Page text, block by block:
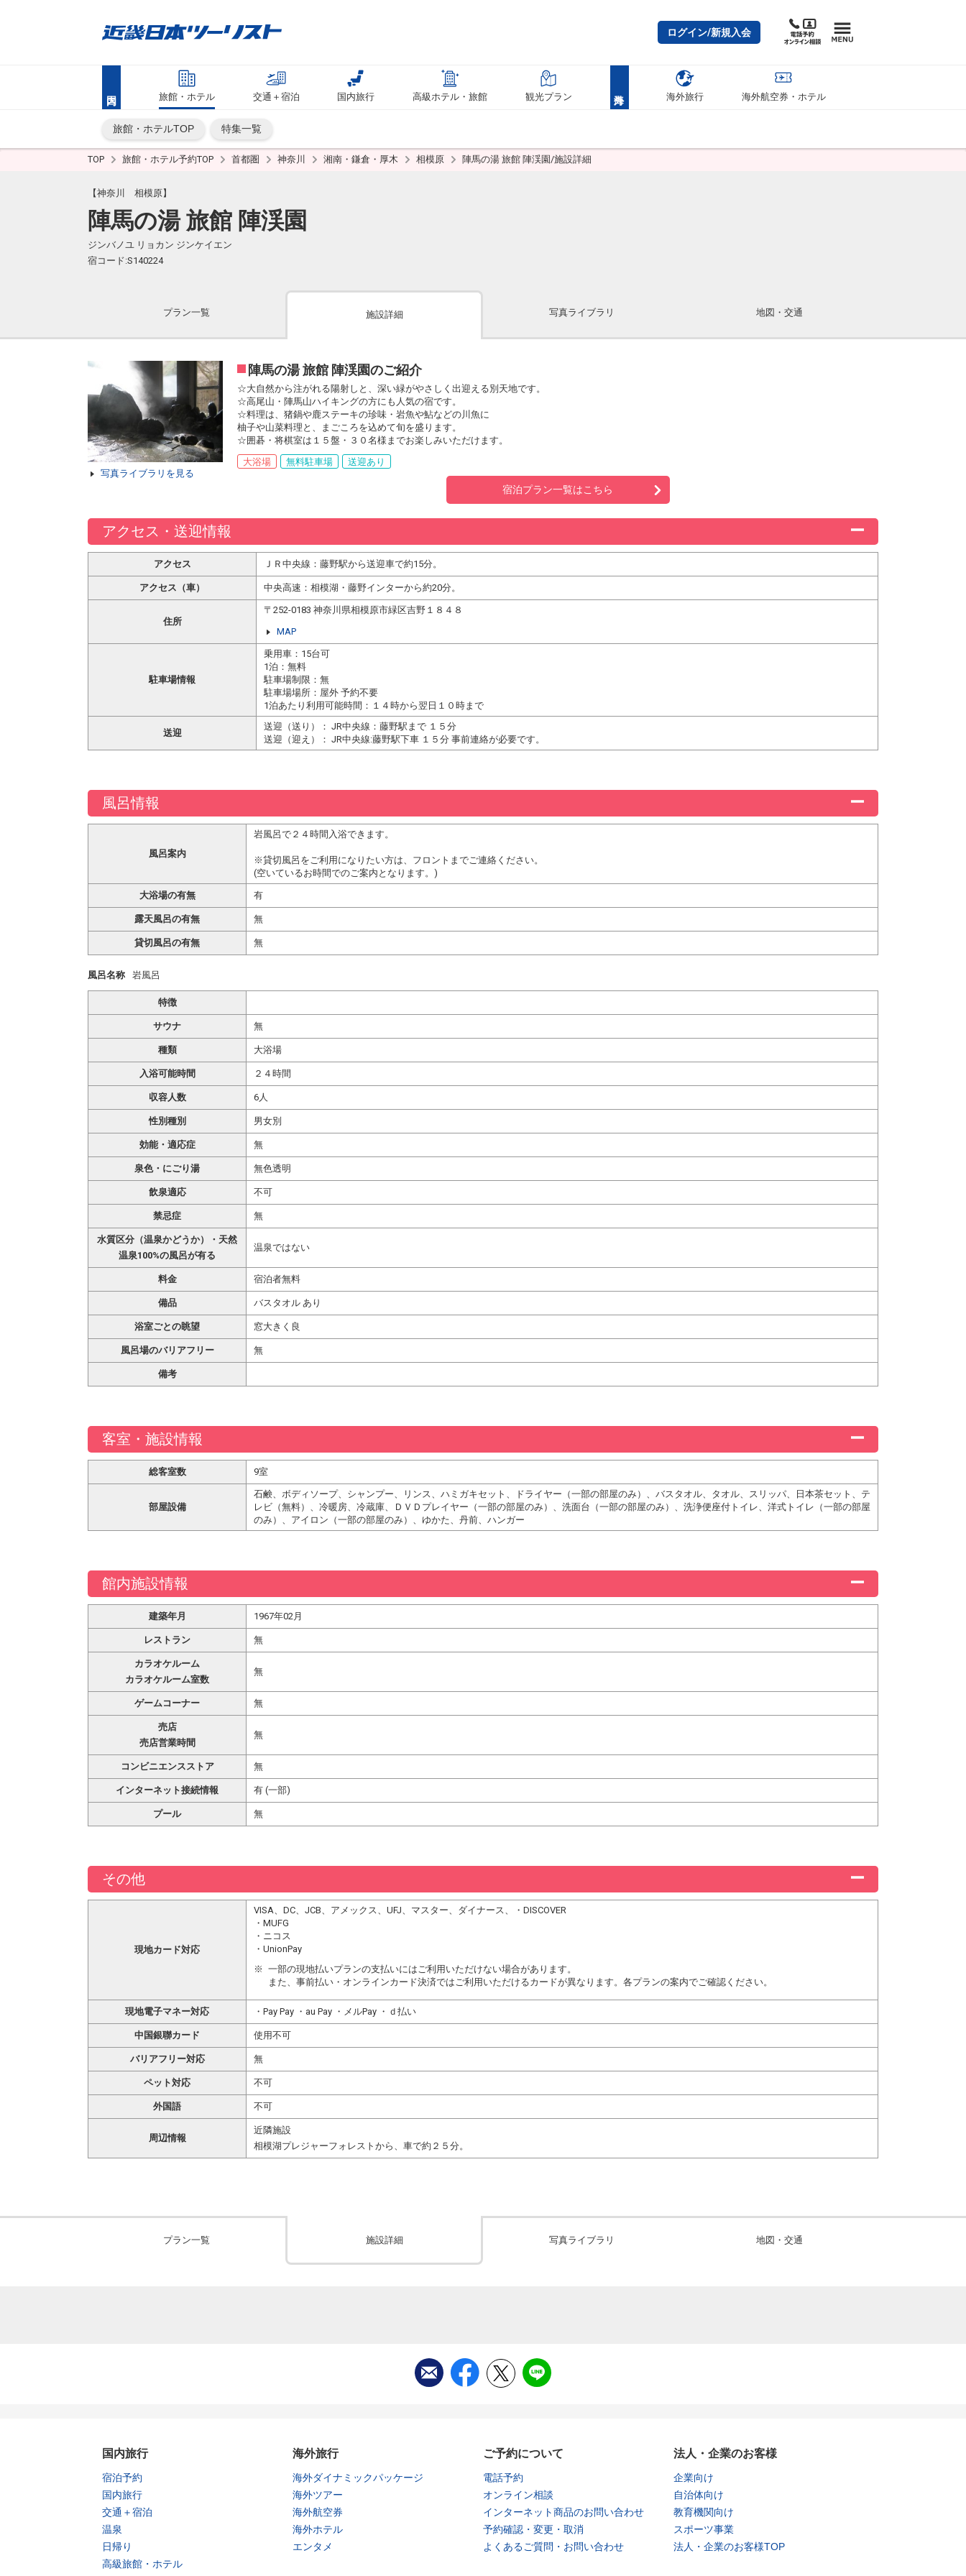
ログイン/新規入会
旅館・ホテル 交通＋宿泊 国内旅行 高級ホテル・旅館 観光プラン 海外旅行 海外航空券・ホテル
旅館・ホテルTOP 特集一覧
TOP 旅館・ホテル予約TOP 首都圏 神奈川 湘南・鎌倉・厚木 相模原 陣馬の湯 旅館 陣渓園/施設詳細
【神奈川 相模原】
陣馬の湯 旅館 陣渓園
ジンバノユ リョカン ジンケイエン
宿コード:S140224
プラン一覧 施設詳細 写真ライブラリ 地図・交通
写真ライブラリを見る
陣馬の湯 旅館 陣渓園のご紹介
☆大自然から注がれる陽射しと、深い緑がやさしく出迎える別天地です。
☆高尾山・陣馬山ハイキングの方にも人気の宿です。
☆料理は、猪鍋や鹿ステーキの珍味・岩魚や鮎などの川魚に
柚子や山菜料理と、まごころを込めて旬を盛ります。
☆囲碁・将棋室は１５盤・３０名様までお楽しみいただけます。
大浴場
無料駐車場 送迎あり
宿泊プラン一覧はこちら
アクセス・送迎情報
アクセス ＪＲ中央線：藤野駅から送迎車で約15分。
アクセス（車） 中央高速：相模湖・藤野インターから約20分。
住所
〒252-0183 神奈川県相模原市緑区吉野１８４８
MAP
駐車場情報
乗用車：15台可
1泊：無料
駐車場制限：無
駐車場場所：屋外 予約不要
1泊あたり利用可能時間：１４時から翌日１０時まで
送迎
送迎（送り）： JR中央線：藤野駅まで １５分
送迎（迎え）： JR中央線:藤野駅下車 １５分 事前連絡が必要です。
風呂情報
風呂案内
岩風呂で２４時間入浴できます。
※貸切風呂をご利用になりたい方は、フロントまでご連絡ください。
(空いているお時間でのご案内となります。)
大浴場の有無 有
露天風呂の有無 無
貸切風呂の有無 無
風呂名称 岩風呂
特徴
サウナ 無
種類 大浴場
入浴可能時間 ２４時間
収容人数 6人
性別種別 男女別
効能・適応症 無
泉色・にごり湯 無色透明
飲泉適応 不可
禁忌症 無
水質区分（温泉かどうか）・天然
温泉100%の風呂が有る
温泉ではない
料金 宿泊者無料
備品 バスタオル あり
浴室ごとの眺望 窓大きく良
風呂場のバリアフリー 無
備考
客室・施設情報
総客室数 9室
部屋設備
石鹸、ボディソープ、シャンプー、リンス、ハミガキセット、ドライヤー（一部の部屋のみ）、バスタオル、タオル、スリッパ、日本茶セット、テ
レビ（無料）、冷暖房、冷蔵庫、ＤＶＤプレイヤー（一部の部屋のみ）、洗面台（一部の部屋のみ）、洗浄便座付トイレ、洋式トイレ（一部の部屋
のみ）、アイロン（一部の部屋のみ）、ゆかた、丹前、ハンガー
館内施設情報
建築年月 1967年02月
レストラン 無
カラオケルーム
カラオケルーム室数
無
ゲームコーナー 無
売店
売店営業時間
無
コンビニエンスストア 無
インターネット接続情報 有 (一部)
プール 無
その他
現地カード対応
VISA、DC、JCB、アメックス、UFJ、マスター、ダイナース、・DISCOVER
・MUFG
・ニコス
・UnionPay
一部の現地払いプランの支払いにはご利用いただけない場合があります。
また、事前払い・オンラインカード決済ではご利用いただけるカードが異なります。各プランの案内でご確認ください。
現地電子マネー対応 ・Pay Pay ・au Pay ・メルPay ・ｄ払い
中国銀聯カード 使用不可
バリアフリー対応 無
ペット対応 不可
外国語 不可
周辺情報
近隣施設
相模湖プレジャーフォレストから、車で約２５分。
プラン一覧 施設詳細 写真ライブラリ 地図・交通
国内旅行
宿泊予約
国内旅行
交通＋宿泊
温泉
日帰り
高級旅館・ホテル
海外旅行
海外ダイナミックパッケージ
海外ツアー
海外航空券
海外ホテル
エンタメ
ご予約について
電話予約
オンライン相談
インターネット商品のお問い合わせ
予約確認・変更・取消
よくあるご質問・お問い合わせ
法人・企業のお客様
企業向け
自治体向け
教育機関向け
スポーツ事業
法人・企業のお客様TOP